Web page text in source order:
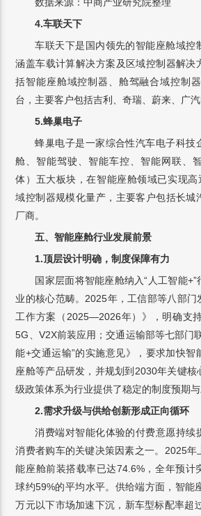
4.车联天下
车联天下是国内领先的智能座舱域控
涵盖车载计算解决方案及区域控制器解决
括智能座舱域控制器、舱驾融合域控制
台，主要客户包括吉利、奇瑞、蔚来、广汽
5.蜂巢电子
蜂巢电子是一家综合性汽车电子科技
舱、智能驾驶、智能车控、智能网联、
体）五大板块，在智能座舱领域已实现
域控制器规模化量产，主要客户包括长城
厂商。
五、智能座舱行业发展前景
1.顶层设计明确，制度保障有力
国家层面将智能座舱纳入“人工智能
业的核心范畴。2025年，工信部等八部门
工作方案（2025—2026年）》，明确支
5G、V2X前装应用；交通运输部等七部门
能+交通运输”的实施意见》，要求加快智
座舱等产品研发，并规划到2030年关键核
级政策体系为行业提供了稳定的制度预期与
2.需求升级与供给创新形成正向循环
消费端对智能化体验的付费意愿持续
消费者购车的关键决策因素之一。2025年
能座舱前装搭载率已达74.6%，全年预计
球约59%的平均水平。供给端方面，智能
万元以下市场加速下沉，新车型标配率超